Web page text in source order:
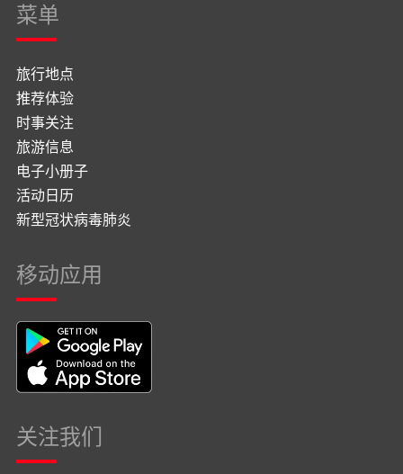
菜单
旅行地点
推荐体验
时事关注
旅游信息
电子小册子
活动日历
新型冠状病毒肺炎
移动应用
关注我们